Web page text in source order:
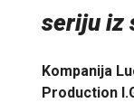
seriju iz
Kompanija
Production